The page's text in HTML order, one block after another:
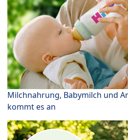
Milchnahrung, Babymilch und
kommt es an